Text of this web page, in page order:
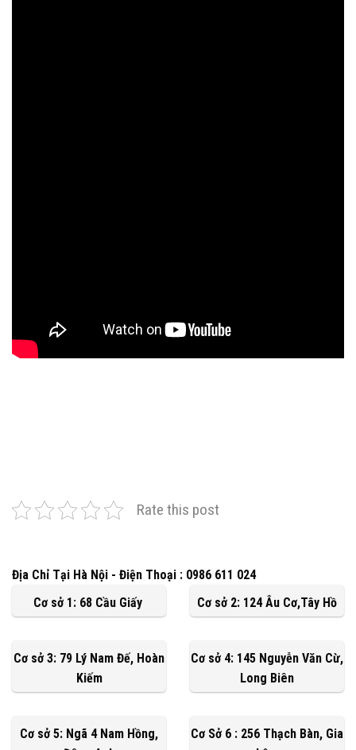
Rate this post
Địa Chỉ Tại Hà Nội - Điện Thoại : 0986 611 024
Cơ sở 1: 68 Cầu Giấy
Cơ sở 2: 124 Âu Cơ,Tây Hồ
Cơ sở 3: 79 Lý Nam Đế, Hoàn
Kiếm
Cơ sở 4: 145 Nguyễn Văn Cừ,
Long Biên
Cơ sở 5: Ngã 4 Nam Hồng,
Cơ Sở 6 : 256 Thạch Bàn, Gia